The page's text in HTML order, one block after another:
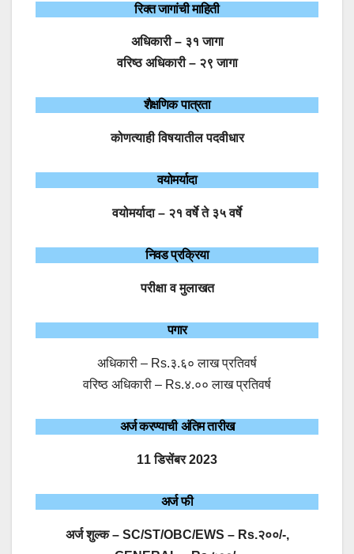
रिक्त जागांची माहिती
अधिकारी – ३१ जागा
वरिष्ठ अधिकारी – २९ जागा
शैक्षणिक पात्रता
कोणत्याही विषयातील पदवीधार
वयोमर्यादा
वयोमर्यादा – २१ वर्षे ते ३५ वर्षे
निवड प्रक्रिया
परीक्षा व मुलाखत
पगार
अधिकारी – Rs.३.६० लाख प्रतिवर्ष
वरिष्ठ अधिकारी – Rs.४.०० लाख प्रतिवर्ष
अर्ज करण्याची अंतिम तारीख
11 डिसेंबर 2023
अर्ज फी
अर्ज शुल्क – SC/ST/OBC/EWS – Rs.२००/-,